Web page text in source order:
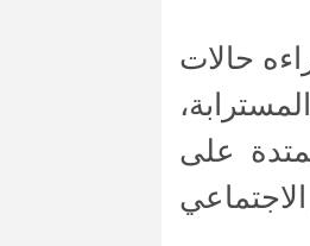
وراءه حالات
على